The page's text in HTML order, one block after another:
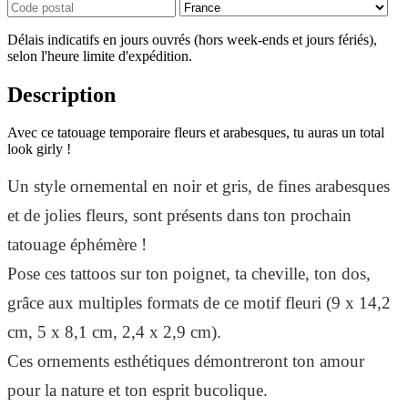
Délais indicatifs en jours ouvrés (hors week-ends et jours fériés),
selon l'heure limite d'expédition.
Description
Avec ce tatouage temporaire fleurs et arabesques, tu auras un total
look girly !
Un style ornemental en noir et gris, de fines arabesques
et de jolies fleurs, sont présents dans ton prochain
tatouage éphémère !
Pose ces tattoos sur ton poignet, ta cheville, ton dos,
grâce aux multiples formats de ce motif fleuri (9 x 14,2
cm, 5 x 8,1 cm, 2,4 x 2,9 cm).
Ces ornements esthétiques démontreront ton amour
pour la nature et ton esprit bucolique.